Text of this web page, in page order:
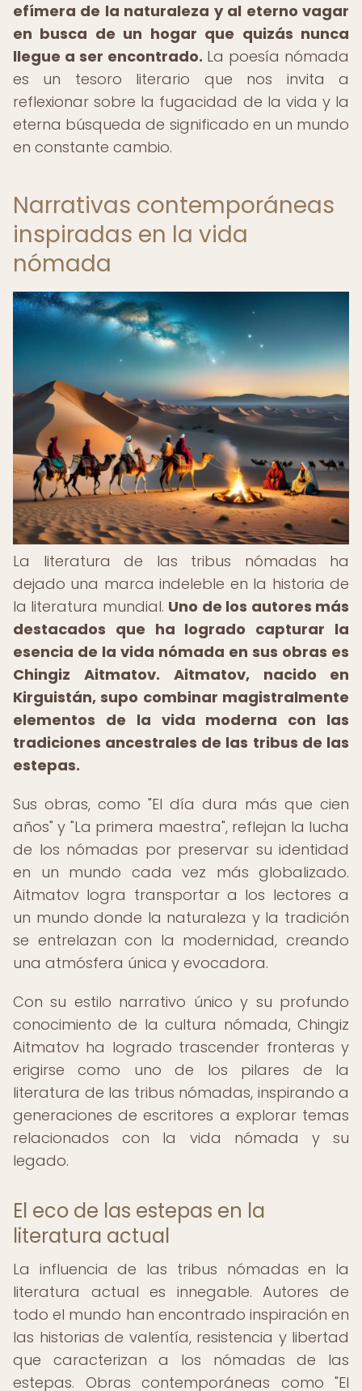
efímera de la naturaleza y al eterno vagar
en busca de un hogar que quizás nunca
llegue a ser encontrado. La poesía nómada
es un tesoro literario que nos invita a
reflexionar sobre la fugacidad de la vida y la
eterna búsqueda de significado en un mundo
en constante cambio.
Narrativas contemporáneas
inspiradas en la vida
nómada
La literatura de las tribus nómadas ha
dejado una marca indeleble en la historia de
la literatura mundial. Uno de los autores más
destacados que ha logrado capturar la
esencia de la vida nómada en sus obras es
Chingiz Aitmatov.
Aitmatov, nacido en
Kirguistán, supo combinar magistralmente
elementos de la vida moderna con las
tradiciones ancestrales de las tribus de las
estepas.
Sus obras, como "El día dura más que cien
años" y "La primera maestra", reflejan la lucha
de los nómadas por preservar su identidad
en un mundo cada vez más globalizado.
Aitmatov logra transportar a los lectores a
un mundo donde la naturaleza y la tradición
se entrelazan con la modernidad, creando
una atmósfera única y evocadora.
Con su estilo narrativo único y su profundo
conocimiento de la cultura nómada, Chingiz
Aitmatov ha logrado trascender fronteras y
erigirse como uno de los pilares de la
literatura de las tribus nómadas, inspirando a
generaciones de escritores a explorar temas
relacionados con la vida nómada y su
legado.
El eco de las estepas en la
literatura actual
La influencia de las tribus nómadas en la
literatura actual es innegable. Autores de
todo el mundo han encontrado inspiración en
las historias de valentía, resistencia y libertad
que caracterizan a los nómadas de las
estepas. Obras contemporáneas como "El